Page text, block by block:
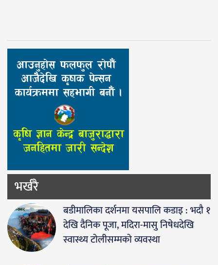
भर्खरै
बडीमालिका दर्शनमा यसपालि कडाइ : भदौ १
देखि दैनिक पूजा, मदिरा-मासु निषेधदेखि
स्वास्थ्य टोलीसम्मको व्यवस्था